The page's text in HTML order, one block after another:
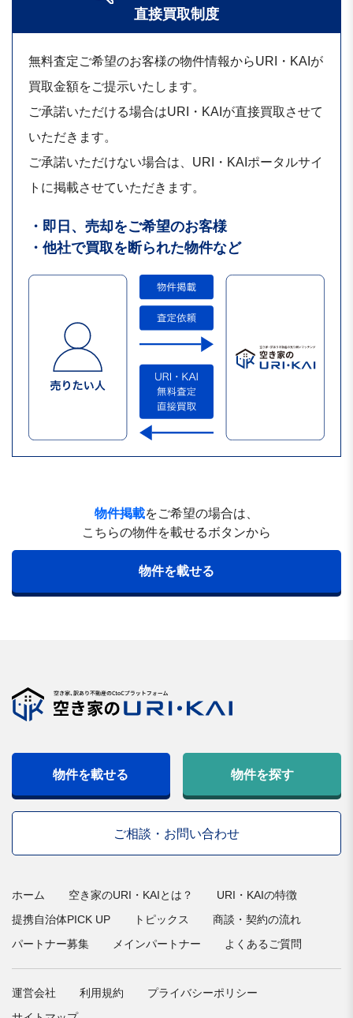
直接買取制度
無料査定ご希望のお客様の物件情報からURI・KAIが
買取金額をご提示いたします。
ご承諾いただける場合はURI・KAIが直接買取させて
いただきます。
ご承諾いただけない場合は、URI・KAIポータルサイ
トに掲載させていただきます。
・即日、売却をご希望のお客様
・他社で買取を断られた物件など
物件掲載をご希望の場合は、
こちらの物件を載せるボタンから
物件を載せる
物件を載せる 物件を探す
ご相談・お問い合わせ
ホーム 空き家のURI・KAIとは？
URI・KAIの特徴
提携自治体PICK UP
トピックス
商談・契約の流れ
パートナー募集
メインパートナー よくあるご質問
運営会社 利用規約
プライバシーポリシー